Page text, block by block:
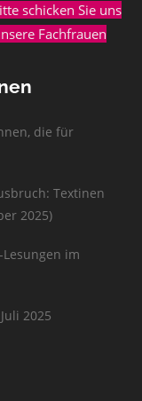
schicken Sie uns
Fachfrauen
die für
Textinen
2025)
im
2025